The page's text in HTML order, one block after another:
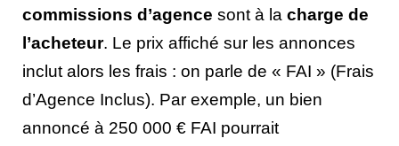
commissions d’agence sont à la charge de
l’acheteur. Le prix affiché sur les annonces
inclut alors les frais : on parle de « FAI » (Frais
d’Agence Inclus). Par exemple, un bien
annoncé à 250 000 € FAI pourrait